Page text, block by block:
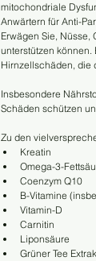
mitochondriale
Anwärtern für Anti-
Erwägen Sie,
unterstützen
Hirnzellschäden, die
Insbesondere
Schäden schützen
Zu den
Kreatin
Omega-3-
Coenzym Q10
B-Vitamine
Vitamin-D
Carnitin
Liponsäure
Grüner Tee